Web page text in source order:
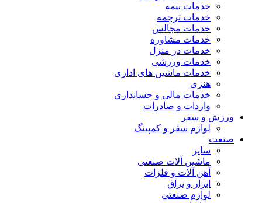
خدمات بیمه
خدمات ترجمه
خدمات مجالس
خدمات مشاوره
خدمات در منزل
خدمات ورزشی
خدمات ماشین های اداری
هنری
خدمات مالی و حسابداری
واردات و صادرات
ورزش و سفر
لوازم سفر و کمپینگ
صنعت
سایر
ماشین آلات صنعتی
آهن آلات و فلزات
ابزار و یراق
لوازم صنعتی